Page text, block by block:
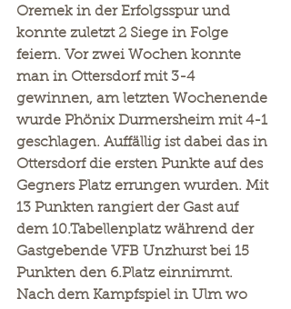
Oremek in der Erfolgsspur und
konnte zuletzt 2 Siege in Folge
feiern. Vor zwei Wochen konnte
man in Ottersdorf mit 3-4
gewinnen, am letzten Wochenende
wurde Phönix Durmersheim mit 4-1
geschlagen. Auffällig ist dabei das in
Ottersdorf die ersten Punkte auf des
Gegners Platz errungen wurden. Mit
13 Punkten rangiert der Gast auf
dem 10.Tabellenplatz während der
Gastgebende VFB Unzhurst bei 15
Punkten den 6.Platz einnimmt.
Nach dem Kampfspiel in Ulm wo